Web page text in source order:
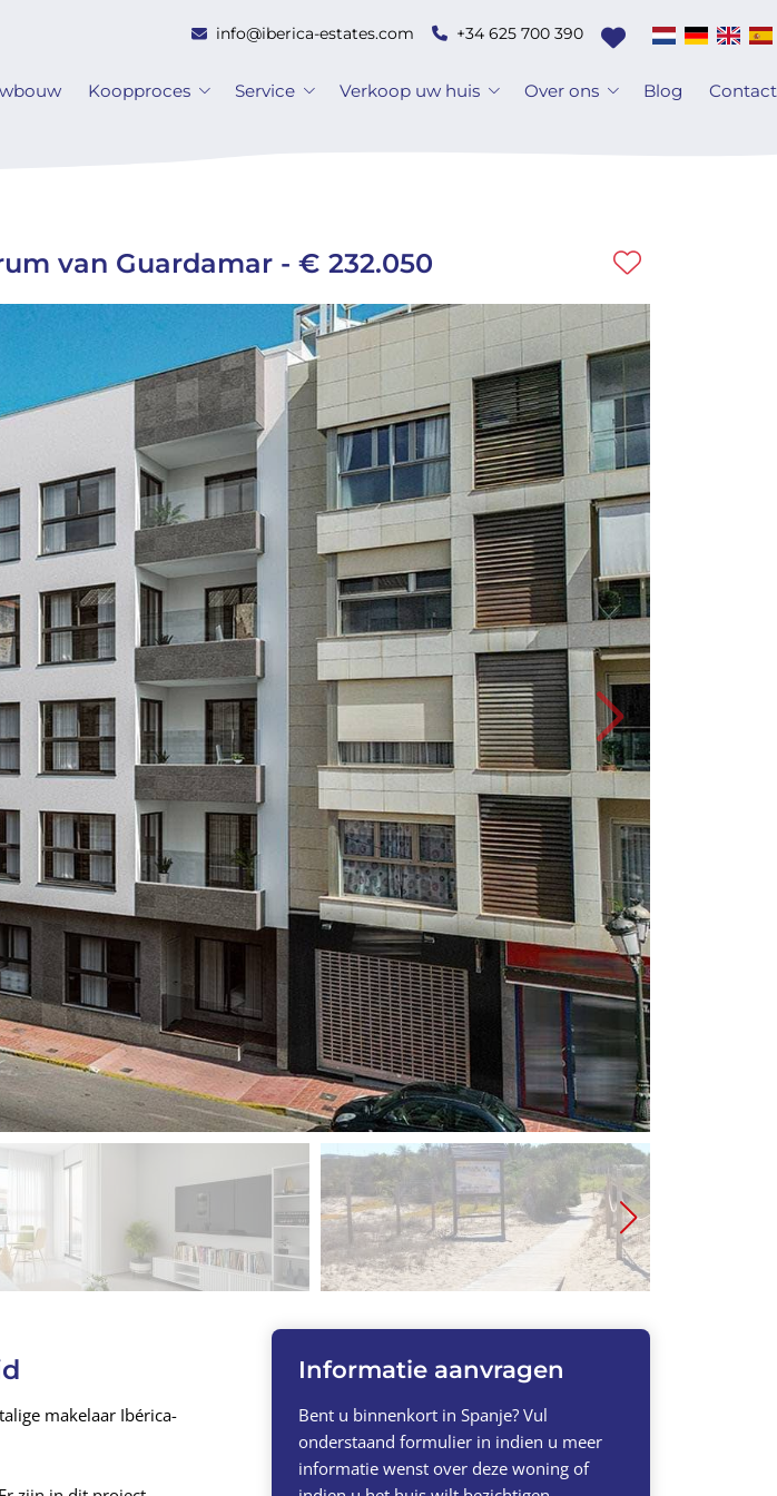
info@iberica-estates.com +34 625 700 390
Koopproces Service Verkoop uw huis Over ons Blog Contact
van Guardamar - € 232.050
makelaar Ibérica-
Informatie aanvragen
Bent u binnenkort in Spanje? Vul
onderstaand formulier in indien u meer
informatie wenst over deze woning of